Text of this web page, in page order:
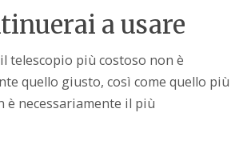
a usare
telescopio più costoso non è
quello giusto, così come quello più
è necessariamente il più